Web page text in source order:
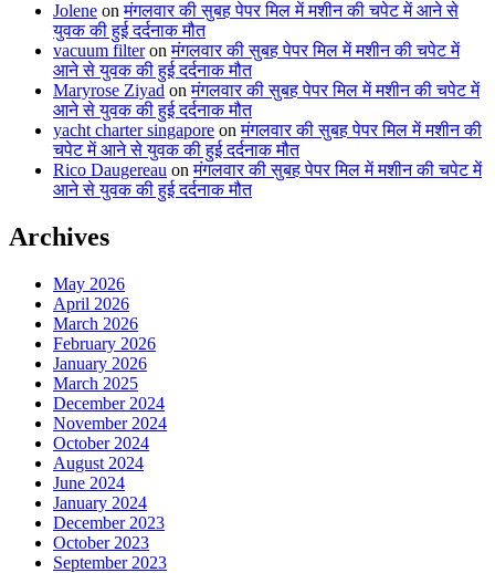
Jolene onमंगलवार की सुबह पेपर मिल में मशीन की चपेट में आने से
युवक की हुई दर्दनाक मौत
vacuum filteronमंगलवार की सुबह पेपर मिल में मशीन की चपेट में
आने से युवक की हुई दर्दनाक मौत
Maryrose Ziyad onमंगलवार की सुबह पेपर मिल में मशीन की चपेट में
आने से युवक की हुई दर्दनाक मौत
yacht charter singapore onमंगलवार की सुबह पेपर मिल में मशीन की
चपेट में आने से युवक की हुई दर्दनाक मौत
Rico Daugereau onमंगलवार की सुबह पेपर मिल में मशीन की चपेट में
आने से युवक की हुई दर्दनाक मौत
Archives
May 2026
April 2026
March 2026
February 2026
January 2026
March 2025
December 2024
November 2024
October 2024
August 2024
June 2024
January 2024
December 2023
October 2023
September 2023